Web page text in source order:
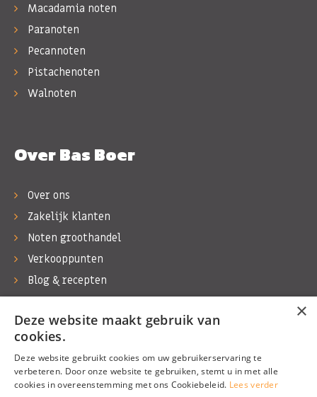
Macadamia noten
Paranoten
Pecannoten
Pistachenoten
Walnoten
Over Bas Boer
Over ons
Zakelijk klanten
Noten groothandel
Verkooppunten
Blog & recepten
Werken bij Bas Boer Noten
Contact
×
Deze website maakt gebruik van
cookies.
Deze website gebruikt cookies om uw gebruikerservaring te
verbeteren. Door onze website te gebruiken, stemt u in met alle
cookies in overeenstemming met ons Cookiebeleid. Lees verder